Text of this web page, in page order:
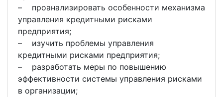
– проанализировать особенности механизма
управления кредитными рисками
предприятия;
– изучить проблемы управления
кредитными рисками предприятия;
– разработать меры по повышению
эффективности системы управления рисками
в организации;